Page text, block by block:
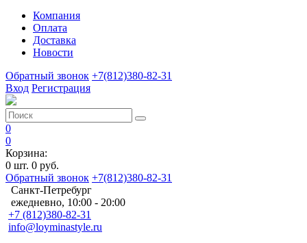
Компания
Оплата
Доставка
Новости
Обратный звонок +7(812)380-82-31
Вход Регистрация
0
0
Корзина:
0 шт. 0 руб.
Обратный звонок +7(812)380-82-31
Санкт-Петребург
ежедневно, 10:00 - 20:00
+7 (812)380-82-31
info@loyminastyle.ru